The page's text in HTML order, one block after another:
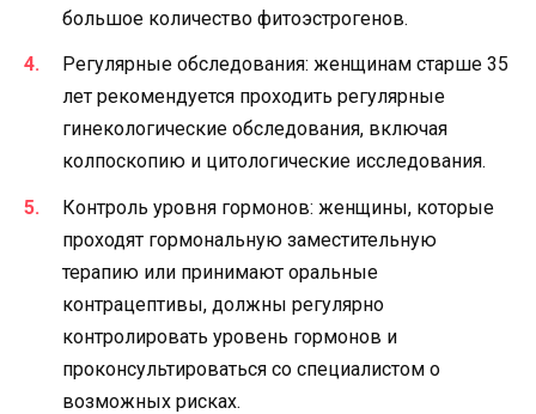
большое количество фитоэстрогенов.
Регулярные обследования: женщинам старше 35
лет рекомендуется проходить регулярные
гинекологические обследования, включая
колпоскопию и цитологические исследования.
Контроль уровня гормонов: женщины, которые
проходят гормональную заместительную
терапию или принимают оральные
контрацептивы, должны регулярно
контролировать уровень гормонов и
проконсультироваться со специалистом о
возможных рисках.